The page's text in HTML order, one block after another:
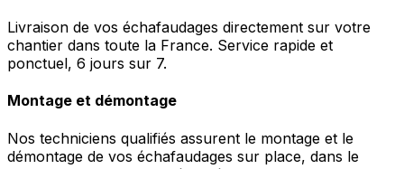
Livraison de vos échafaudages directement sur votre
chantier dans toute la France. Service rapide et
ponctuel, 6 jours sur 7.
Montage et démontage
Nos techniciens qualifiés assurent le montage et le
démontage de vos échafaudages sur place, dans le